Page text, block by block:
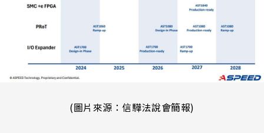
(圖片來源：信驊法說會簡報)